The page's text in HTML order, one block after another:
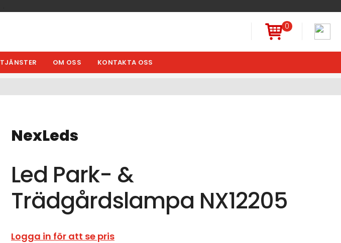
0
TJÄNSTER OM OSS KONTAKTA OSS
NexLeds
Led Park- &
Trädgårdslampa NX12205
Logga in för att se pris